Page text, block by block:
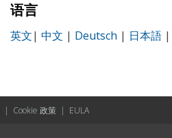
语言
英文| 中文 | Deutsch | 日本語 |
| Cookie 政策| EULA